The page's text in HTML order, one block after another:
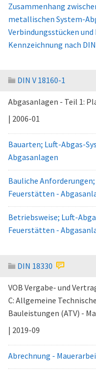
Zusammenhang
metallischen System-
Verbindungsstücken
Kennzeichnung nach
DIN V 18160-1
Abgasanlagen - Teil 1:
| 2006-01
Bauarten; Luft-Abgas-
Abgasanlagen
Bauliche
Feuerstätten -
Betriebsweise; Luft-
Feuerstätten -
DIN 18330
VOB Vergabe- und
C: Allgemeine
Bauleistungen (ATV) -
| 2019-09
Abrechnung -